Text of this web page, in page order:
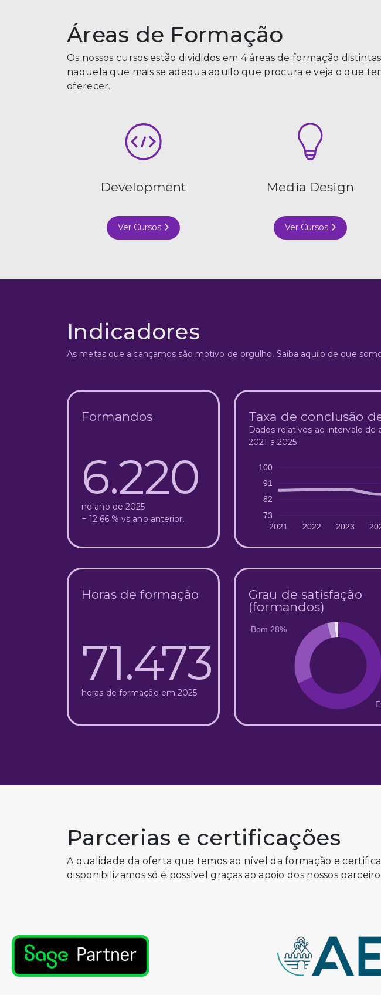
Áreas de Formação
Os nossos cursos estão divididos em 4 áreas de formação
naquela que mais se adequa aquilo que procura e veja o que
oferecer.
Development
Ver Cursos
Media Design
Ver Cursos
Indicadores
As metas que alcançamos são motivo de orgulho. Saiba aquilo de que
Formandos
6.220
no ano de 2025
+ 12.66 % vs ano anterior.
Horas de formação
71.473
horas de formação em 2025
Taxa de conclusão
Dados relativos ao intervalo de
2021 a 2025
100
91
82
73
2021
2022 2023
Grau de satisfação
(formandos)
Bom 28%
Parcerias e certificações
A qualidade da oferta que temos ao nível da formação e
disponibilizamos só é possível graças ao apoio dos nossos